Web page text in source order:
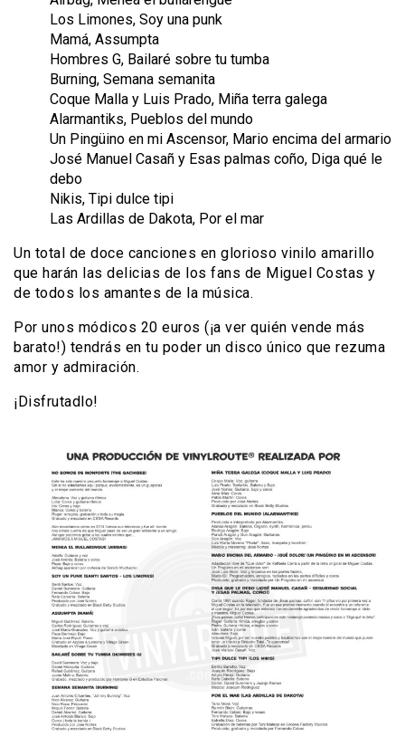
Los Limones, Soy una punk
Mamá, Assumpta
Hombres G, Bailaré sobre tu tumba
Burning, Semana semanita
Coque Malla y Luis Prado, Miña terra galega
Alarmantiks, Pueblos del mundo
Un Pingüino en mi Ascensor, Mario encima del armario
José Manuel Casañ y Esas palmas coño, Diga qué le
debo
Nikis, Tipi dulce tipi
Las Ardillas de Dakota, Por el mar
Un total de doce canciones en glorioso vinilo amarillo
que harán las delicias de los fans de Miguel Costas y
de todos los amantes de la música.
Por unos módicos 20 euros (¡a ver quién vende más
barato!) tendrás en tu poder un disco único que rezuma
amor y admiración.
¡Disfrutadlo!